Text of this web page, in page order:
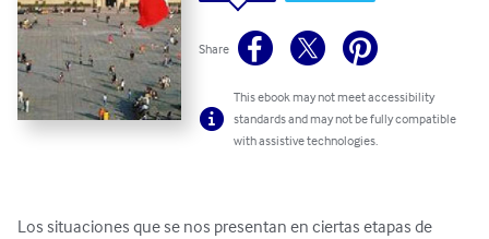
Share
This ebook may not meet accessibility
standards and may not be fully compatible
with assistive technologies.
Los situaciones que se nos presentan en ciertas etapas de